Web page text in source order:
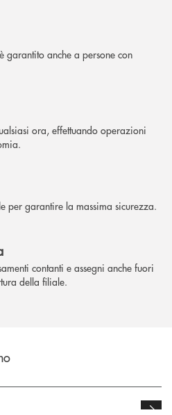
garantito anche a persone con
ora, effettuando operazioni
per garantire la massima sicurezza.
contanti e assegni anche fuori
della filiale.